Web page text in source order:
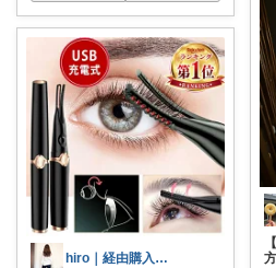
hiro｜経由購入ありがとうございます✨